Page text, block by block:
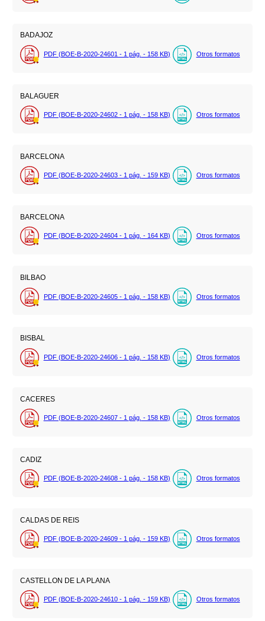
BADAJOZ
PDF (BOE-B-2020-24601 - 1 pág. - 158 KB) Otros formatos
BALAGUER
PDF (BOE-B-2020-24602 - 1 pág. - 158 KB) Otros formatos
BARCELONA
PDF (BOE-B-2020-24603 - 1 pág. - 159 KB) Otros formatos
BARCELONA
PDF (BOE-B-2020-24604 - 1 pág. - 164 KB) Otros formatos
BILBAO
PDF (BOE-B-2020-24605 - 1 pág. - 158 KB) Otros formatos
BISBAL
PDF (BOE-B-2020-24606 - 1 pág. - 158 KB) Otros formatos
CACERES
PDF (BOE-B-2020-24607 - 1 pág. - 158 KB) Otros formatos
CADIZ
PDF (BOE-B-2020-24608 - 1 pág. - 158 KB) Otros formatos
CALDAS DE REIS
PDF (BOE-B-2020-24609 - 1 pág. - 159 KB) Otros formatos
CASTELLON DE LA PLANA
PDF (BOE-B-2020-24610 - 1 pág. - 159 KB) Otros formatos